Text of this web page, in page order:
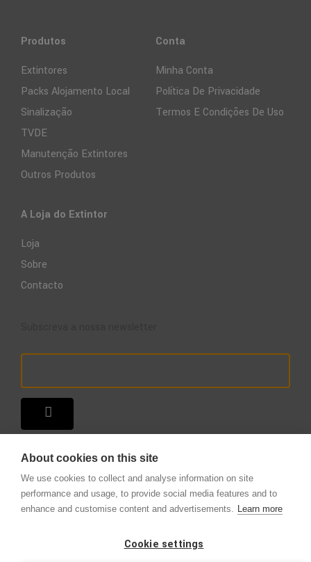
Produtos
Extintores
Packs Alojamento Local
Sinalização
TVDE
Manutenção Extintores
Outros Produtos
Conta
Minha Conta
Política De Privacidade
Termos E Condições De Uso
A Loja do Extintor
Loja
Sobre
Contacto
Copyright © 2025 – A Loja do Extintor .Todos os direitos reservados.
About cookies on this site
We use cookies to collect and analyse information on site
performance and usage, to provide social media features and to
enhance and customise content and advertisements. Learn more
Cookie settings